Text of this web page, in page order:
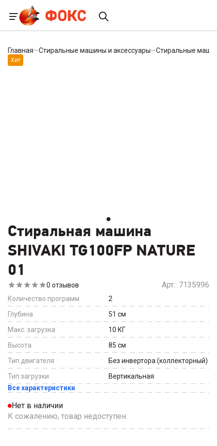
Главная—Стиральные машины и аксессуары—Стиральные
Хит
Стиральная машина
SHIVAKI TG100FP NATURE
01
0 отзывов Арт.: 7135996
Количество программ
2
Глубина
51 см
Макс. загрузка
10 КГ
Высота
85 см
Тип двигателя
Без инвертора (коллекторный)
Тип загрузки
Вертикальная
Все характеристики
Нет в наличии
К сожалению, товар недоступен.